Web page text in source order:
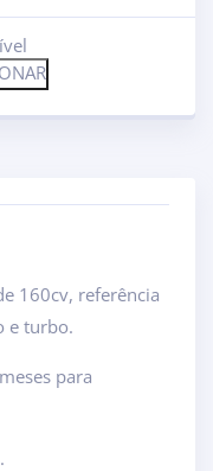
160cv, referência
e turbo.
para